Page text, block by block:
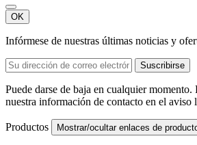
OK
Infórmese de nuestras últimas noticias y
Puede darse de baja en cualquier momento.
nuestra información de contacto en el aviso
Productos Mostrar/ocultar enlaces de